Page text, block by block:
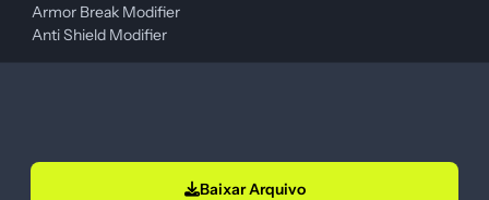
Armor Break Modifier
Anti Shield Modifier
Baixar Arquivo